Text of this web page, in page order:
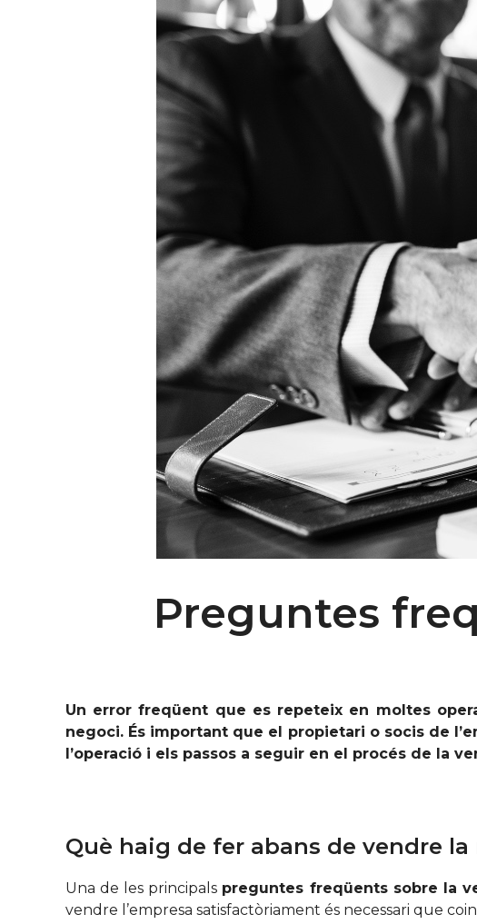
Preguntes
Un error freqüent que es repeteix en moltes
negoci. És important que el propietari o socis de
l’operació i els passos a seguir en el procés de la
Què haig de fer abans de vendre la
Una de les principals preguntes freqüents sobre la
vendre l’empresa satisfactòriament és necessari que